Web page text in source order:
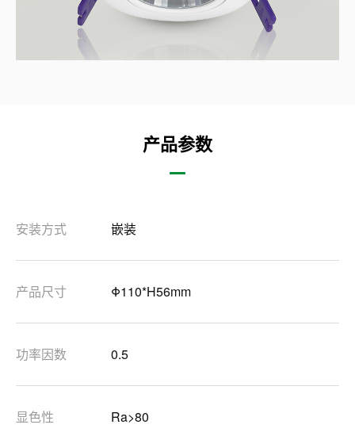
产品参数
安装方式 嵌装
产品尺寸 Φ110*H56mm
功率因数 0.5
显色性 Ra>80